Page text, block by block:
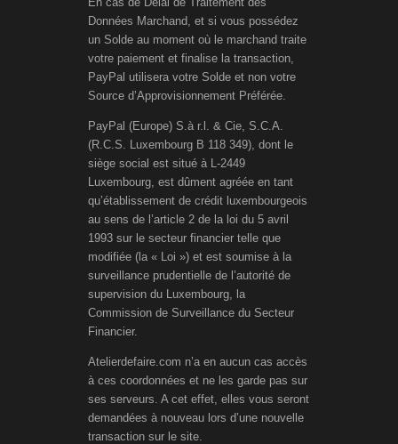
Données Marchand, et si vous possédez
un Solde au moment où le marchand traite
votre paiement et finalise la transaction,
PayPal utilisera votre Solde et non votre
Source d’Approvisionnement Préférée.
PayPal (Europe) S.à r.l. & Cie, S.C.A.
(R.C.S. Luxembourg B 118 349), dont le
siège social est situé à L-2449
Luxembourg, est dûment agréée en tant
qu’établissement de crédit luxembourgeois
au sens de l’article 2 de la loi du 5 avril
1993 sur le secteur financier telle que
modifiée (la « Loi ») et est soumise à la
surveillance prudentielle de l’autorité de
supervision du Luxembourg, la
Commission de Surveillance du Secteur
Financier.
Atelierdefaire.com n’a en aucun cas accès
à ces coordonnées et ne les garde pas sur
ses serveurs. A cet effet, elles vous seront
demandées à nouveau lors d’une nouvelle
transaction sur le site.